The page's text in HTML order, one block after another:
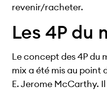
revenir/racheter.
Les 4P du
Le concept des 4P du
mix a été mis au point
E. Jerome McCarthy.